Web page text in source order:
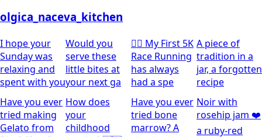
olgica_naceva_kitchen
I hope your
Sunday was
relaxing and
spent with you
Would you
serve these
little bites at
your next ga
🏃‍♀️ My First 5K
Race Running
has always
had a spe
A piece of
tradition in a
jar, a forgotten
recipe
Have you ever
tried making
Gelato from
How does
your
childhood
Have you ever
tried bone
marrow? A
Noir with
rosehip jam ❤️
a ruby-red